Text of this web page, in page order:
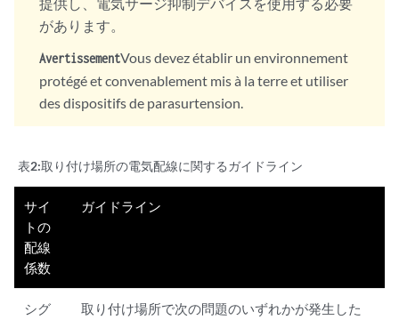
があります。
AvertissementVous devez établir un environnement
protégé et convenablement mis à la terre et utiliser
des dispositifs de parasurtension.
表2:取り付け場所の電気配線に関するガイドライン
サイ
トの
配線
係数
ガイドライン
シグ
取り付け場所で次の問題のいずれかが発生した